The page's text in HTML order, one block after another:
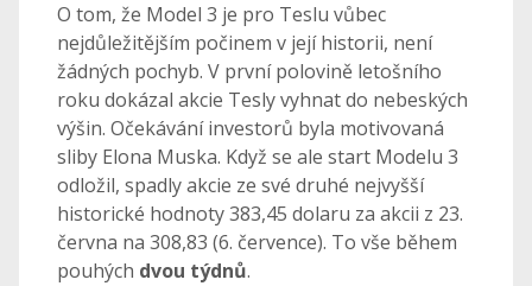
O tom, že Model 3 je pro Teslu vůbec
nejdůležitějším počinem v její historii, není
žádných pochyb. V první polovině letošního
roku dokázal akcie Tesly vyhnat do nebeských
výšin. Očekávání investorů byla motivovaná
sliby Elona Muska. Když se ale start Modelu 3
odložil, spadly akcie ze své druhé nejvyšší
historické hodnoty 383,45 dolaru za akcii z 23.
června na 308,83 (6. července). To vše během
pouhých dvou týdnů.